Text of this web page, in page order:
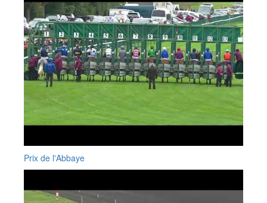
Prix de l'Abbaye